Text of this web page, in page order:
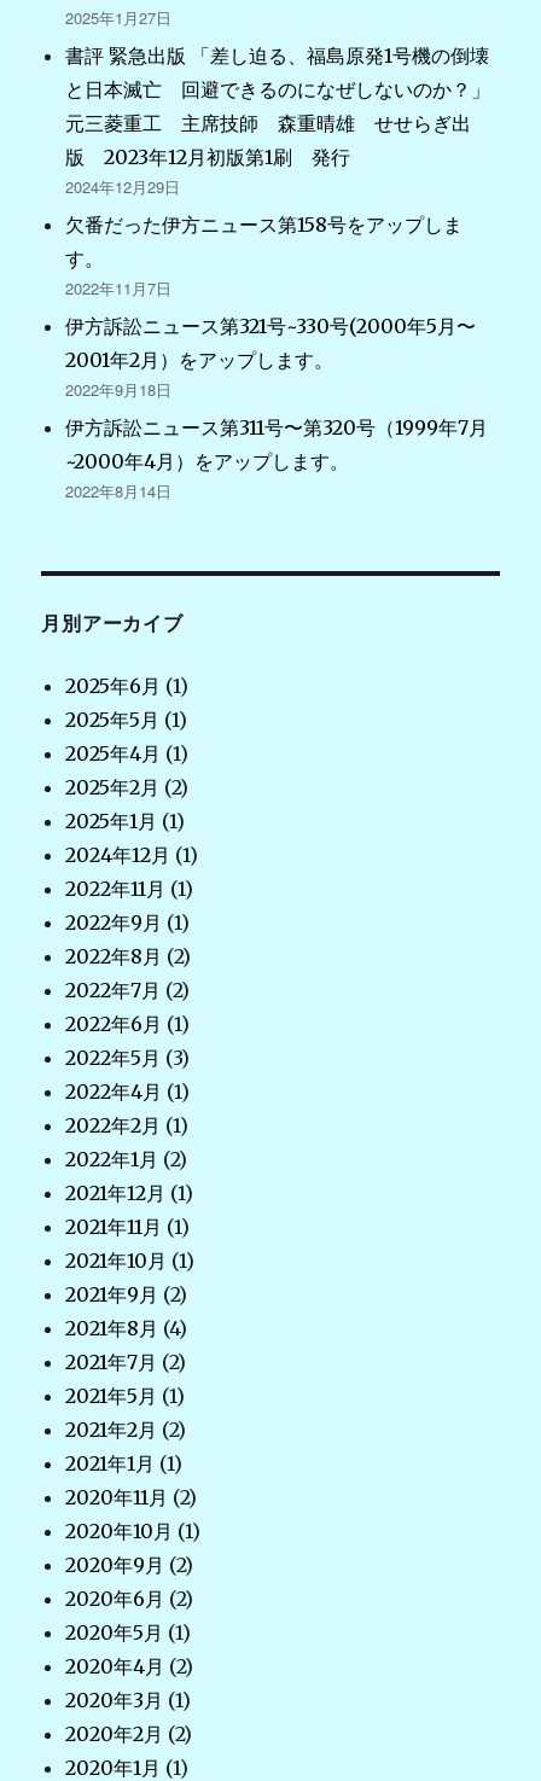
2025年1月27日
書評 緊急出版 「差し迫る、福島原発1号機の倒壊
と日本滅亡 回避できるのになぜしないのか？」
元三菱重工 主席技師 森重晴雄 せせらぎ出
版 2023年12月初版第1刷 発行
2024年12月29日
欠番だった伊方ニュース第158号をアップしま
す。
2022年11月7日
伊方訴訟ニュース第321号~330号(2000年5月〜
2001年2月）をアップします。
2022年9月18日
伊方訴訟ニュース第311号〜第320号（1999年7月
~2000年4月）をアップします。
2022年8月14日
月別アーカイブ
2025年6月 (1)
2025年5月 (1)
2025年4月 (1)
2025年2月 (2)
2025年1月 (1)
2024年12月 (1)
2022年11月 (1)
2022年9月 (1)
2022年8月 (2)
2022年7月 (2)
2022年6月 (1)
2022年5月 (3)
2022年4月 (1)
2022年2月 (1)
2022年1月 (2)
2021年12月 (1)
2021年11月 (1)
2021年10月 (1)
2021年9月 (2)
2021年8月 (4)
2021年7月 (2)
2021年5月 (1)
2021年2月 (2)
2021年1月 (1)
2020年11月 (2)
2020年10月 (1)
2020年9月 (2)
2020年6月 (2)
2020年5月 (1)
2020年4月 (2)
2020年3月 (1)
2020年2月 (2)
2020年1月 (1)